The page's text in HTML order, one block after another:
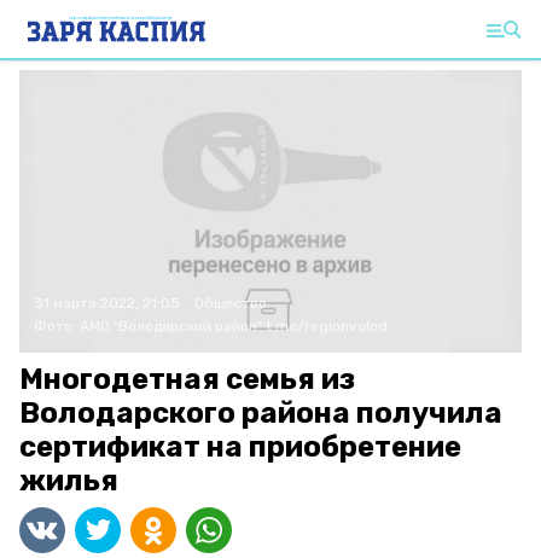
Общество
АМО "Володарский район" t.me/regionvolod
Многодетная семья из
Володарского района получила
сертификат на приобретение
жилья